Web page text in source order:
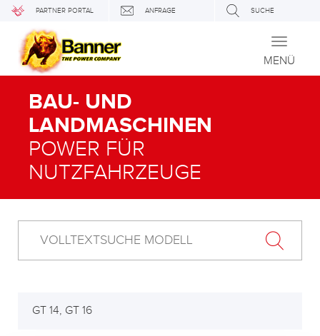
PARTNER PORTAL ANFRAGE SUCHE
Toggle
MENÜ
BAU- UND
LANDMASCHINEN
POWER FÜR
NUTZFAHRZEUGE
GT 14, GT 16